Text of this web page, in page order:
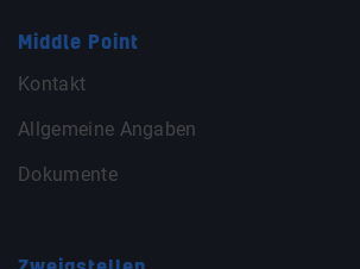
Middle Point
Kontakt
Allgemeine Angaben
Dokumente